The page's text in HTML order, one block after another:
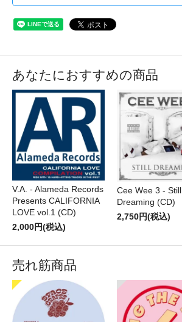
あなたにおすすめの商品
V.A. - Alameda Records
Presents CALIFORNIA
LOVE vol.1 (CD)
2,000円(税込)
Cee Wee 3 - Still
Dreaming (CD)
2,750円(税込)
売れ筋商品